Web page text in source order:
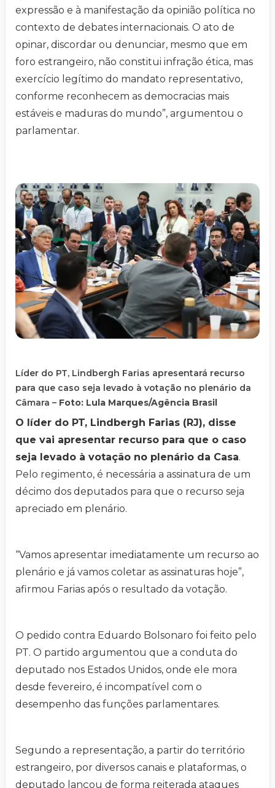
expressão e à manifestação da opinião política no
contexto de debates internacionais. O ato de
opinar, discordar ou denunciar, mesmo que em
foro estrangeiro, não constitui infração ética, mas
exercício legítimo do mandato representativo,
conforme reconhecem as democracias mais
estáveis e maduras do mundo”, argumentou o
parlamentar.
Líder do PT, Lindbergh Farias apresentará recurso
para que caso seja levado à votação no plenário da
Câmara – Foto: Lula Marques/Agência Brasil
O líder do PT, Lindbergh Farias (RJ), disse
que vai apresentar recurso para que o caso
seja levado à votação no plenário da Casa.
Pelo regimento, é necessária a assinatura de um
décimo dos deputados para que o recurso seja
apreciado em plenário.
“Vamos apresentar imediatamente um recurso ao
plenário e já vamos coletar as assinaturas hoje”,
afirmou Farias após o resultado da votação.
O pedido contra Eduardo Bolsonaro foi feito pelo
PT. O partido argumentou que a conduta do
deputado nos Estados Unidos, onde ele mora
desde fevereiro, é incompatível com o
desempenho das funções parlamentares.
Segundo a representação, a partir do território
estrangeiro, por diversos canais e plataformas, o
deputado lançou de forma reiterada ataques